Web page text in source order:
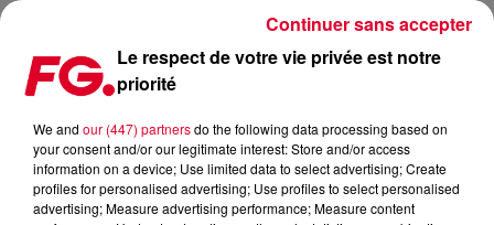
VLADIMIR CAUCHEMAR | CLUB FG LIVE DJ MIX | HALLOWEEN
Le respect de votre vie privée est notre
priorité
We and our (447) partnersdo the following data processing based on
your consent and/or our legitimate interest: Store and/or access
information on a device; Use limited data to select advertising; Create
profiles for personalised advertising; Use profiles to select personalised
advertising; Measure advertising performance; Measure content
Continuer sans accepter